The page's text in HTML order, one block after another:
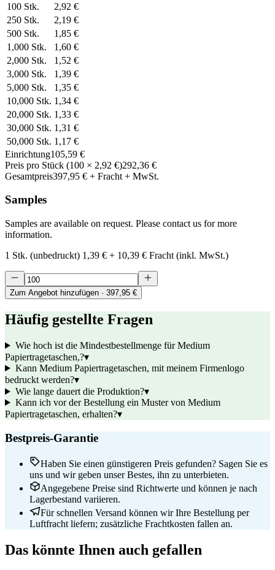
100 Stk.
2,92 €
250 Stk.
2,19 €
500 Stk.
1,85 €
1,000 Stk.
1,60 €
2,000 Stk.
1,52 €
3,000 Stk.
1,39 €
5,000 Stk.
1,35 €
10,000 Stk. 1,34 €
20,000 Stk. 1,33 €
30,000 Stk. 1,31 €
50,000 Stk. 1,17 €
Einrichtung105,59 €
Preis pro Stück (100 × 2,92 €)292,36 €
Gesamtpreis397,95 € + Fracht + MwSt.
Samples
Samples are available on request. Please contact us for more
information.
1 Stk. (unbedruckt) 1,39 € + 10,39 € Fracht (inkl. MwSt.)
Zum Angebot hinzufügen · 397,95 €
Häufig gestellte Fragen
Wie hoch ist die Mindestbestellmenge für Medium
Papiertragetaschen,?▾
Kann Medium Papiertragetaschen, mit meinem Firmenlogo
bedruckt werden?▾
Wie lange dauert die Produktion?▾
Kann ich vor der Bestellung ein Muster von Medium
Papiertragetaschen, erhalten?▾
Bestpreis-Garantie
Haben Sie einen günstigeren Preis gefunden? Sagen Sie es
uns und wir geben unser Bestes, ihn zu unterbieten.
Angegebene Preise sind Richtwerte und können je nach
Lagerbestand variieren.
Für schnellen Versand können wir Ihre Bestellung per
Luftfracht liefern; zusätzliche Frachtkosten fallen an.
Das könnte Ihnen auch gefallen